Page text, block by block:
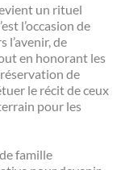
un rituel
l’occasion de
l’avenir, de
en honorant les
de
le récit de ceux
pour les
famille